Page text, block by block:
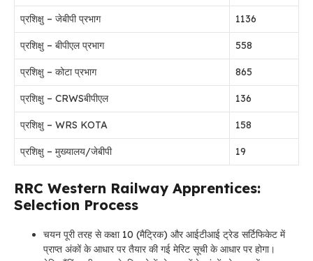
प्रशिक्षु – जेबीपी प्रभाग 1136
प्रशिक्षु – बीपीएल प्रभाग 558
प्रशिक्षु – कोटा प्रभाग 865
प्रशिक्षु – CRWSबीपीएल 136
प्रशिक्षु – WRS KOTA 158
प्रशिक्षु – मुख्यालय/जेबीपी 19
RRC Western Railway Apprentices:
Selection Process
चयन पूरी तरह से कक्षा 10 (मैट्रिक) और आईटीआई ट्रेड सर्टिफिकेट में
प्राप्त अंकों के आधार पर तैयार की गई मेरिट सूची के आधार पर होगा।